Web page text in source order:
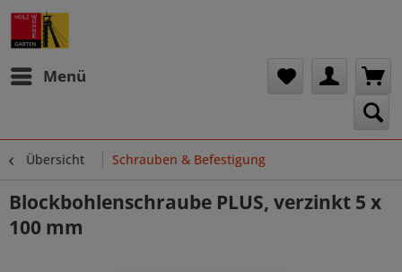
Menü
Übersicht Schrauben & Befestigung
Blockbohlenschraube PLUS, verzinkt 5 x
100 mm